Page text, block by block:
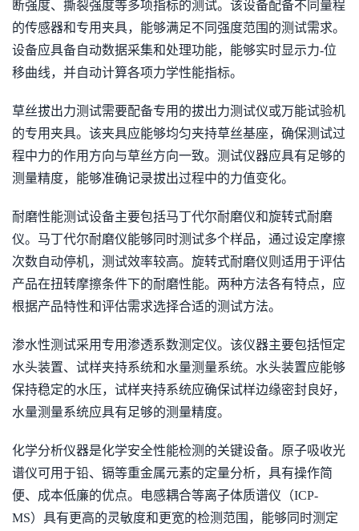
断强度、撕裂强度等多项指标的测试。该设备配备不同量程
的传感器和专用夹具，能够满足不同强度范围的测试需求。
设备应具备自动数据采集和处理功能，能够实时显示力-位
移曲线，并自动计算各项力学性能指标。
草丝拔出力测试需要配备专用的拔出力测试仪或万能试验机
的专用夹具。该夹具应能够均匀夹持草丝基座，确保测试过
程中力的作用方向与草丝方向一致。测试仪器应具有足够的
测量精度，能够准确记录拔出过程中的力值变化。
耐磨性能测试设备主要包括马丁代尔耐磨仪和旋转式耐磨
仪。马丁代尔耐磨仪能够同时测试多个样品，通过设定摩擦
次数自动停机，测试效率较高。旋转式耐磨仪则适用于评估
产品在扭转摩擦条件下的耐磨性能。两种方法各有特点，应
根据产品特性和评估需求选择合适的测试方法。
渗水性测试采用专用渗透系数测定仪。该仪器主要包括恒定
水头装置、试样夹持系统和水量测量系统。水头装置应能够
保持稳定的水压，试样夹持系统应确保试样边缘密封良好，
水量测量系统应具有足够的测量精度。
化学分析仪器是化学安全性能检测的关键设备。原子吸收光
谱仪可用于铅、镉等重金属元素的定量分析，具有操作简
便、成本低廉的优点。电感耦合等离子体质谱仪（ICP-
MS）具有更高的灵敏度和更宽的检测范围，能够同时测定